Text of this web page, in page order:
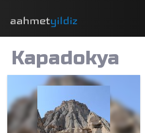
Kapadokya